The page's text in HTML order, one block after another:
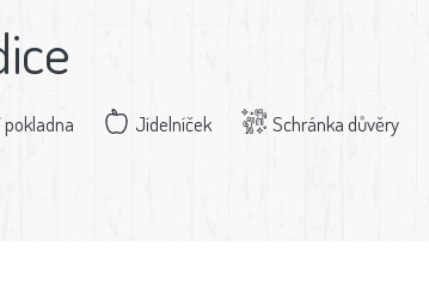
pokladna Jídelníček Schránka důvěry